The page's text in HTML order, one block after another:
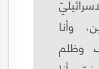
وأنا
وظلم